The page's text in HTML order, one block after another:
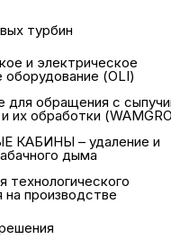
турбин
и электрическое
оборудование (OLI)
для обращения с
их обработки
КАБИНЫ – удаление и
дыма
технологического
на производстве